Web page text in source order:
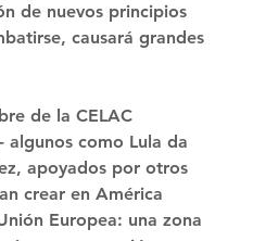
de nuevos principios
causará grandes
de la CELAC
algunos como Lula da
apoyados por otros
crear en América
Europea: una zona